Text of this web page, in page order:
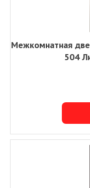
Межкомнатная
504